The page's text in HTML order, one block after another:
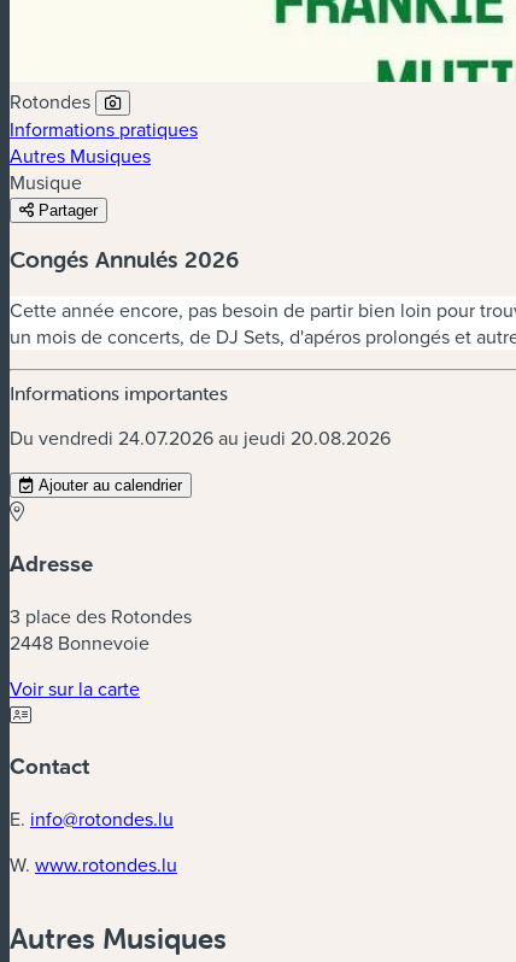
Rotondes
Informations pratiques
Autres Musiques
Musique
Partager
Congés Annulés 2026
Cette année encore, pas besoin de partir bien loin pour
un mois de concerts, de DJ Sets, d'apéros prolongés et
Informations importantes
Du vendredi 24.07.2026 au jeudi 20.08.2026
Ajouter au calendrier
Adresse
3 place des Rotondes
2448 Bonnevoie
Voir sur la carte(nouvelle fenêtre)
Contact
E. info@rotondes.lu
W. www.rotondes.lu
Autres Musiques